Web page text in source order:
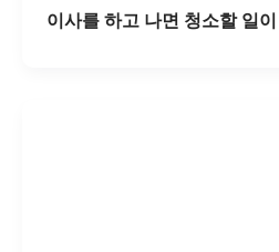
이사를 하고 나면 청소할 일